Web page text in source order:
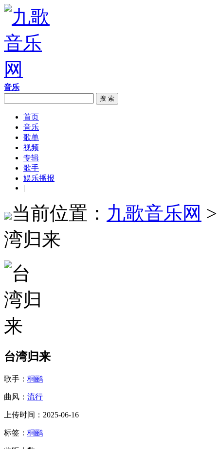
音乐
搜 索
首页
音乐
歌单
视频
专辑
歌手
娱乐播报
|
当前位置： 九歌音乐网
湾归来
台湾归来
歌手： 桐鹂
曲风： 流行
上传时间：2025-06-16
标签： 桐鹂